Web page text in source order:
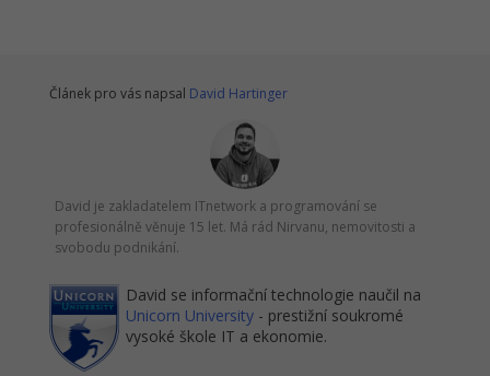
Článek pro vás napsal David Hartinger
David je zakladatelem ITnetwork a programování se
profesionálně věnuje 15 let. Má rád Nirvanu, nemovitosti a
svobodu podnikání.
David se informační technologie naučil na
Unicorn University - prestižní soukromé
vysoké škole IT a ekonomie.